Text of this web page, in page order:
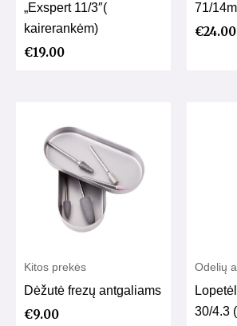
„Exspert 11/3″(
kairerankėm)
€19.00
71/
€24.00
Kitos prekės
Dėžutė frezų antgaliams
€9.00
Odelių
30/4.3